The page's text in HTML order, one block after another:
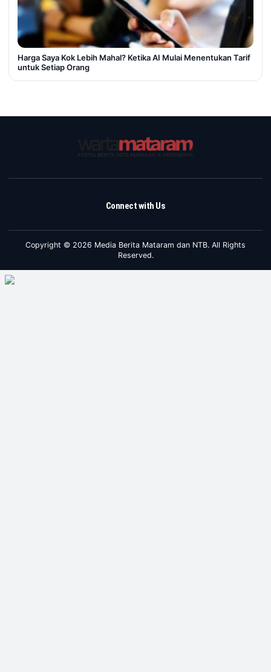
Harga Saya Kok Lebih Mahal? Ketika AI Mulai Menentukan Tarif
untuk Setiap Orang
Connect with Us
Copyright © 2026 Media Berita Mataram dan NTB. All Rights
Reserved.